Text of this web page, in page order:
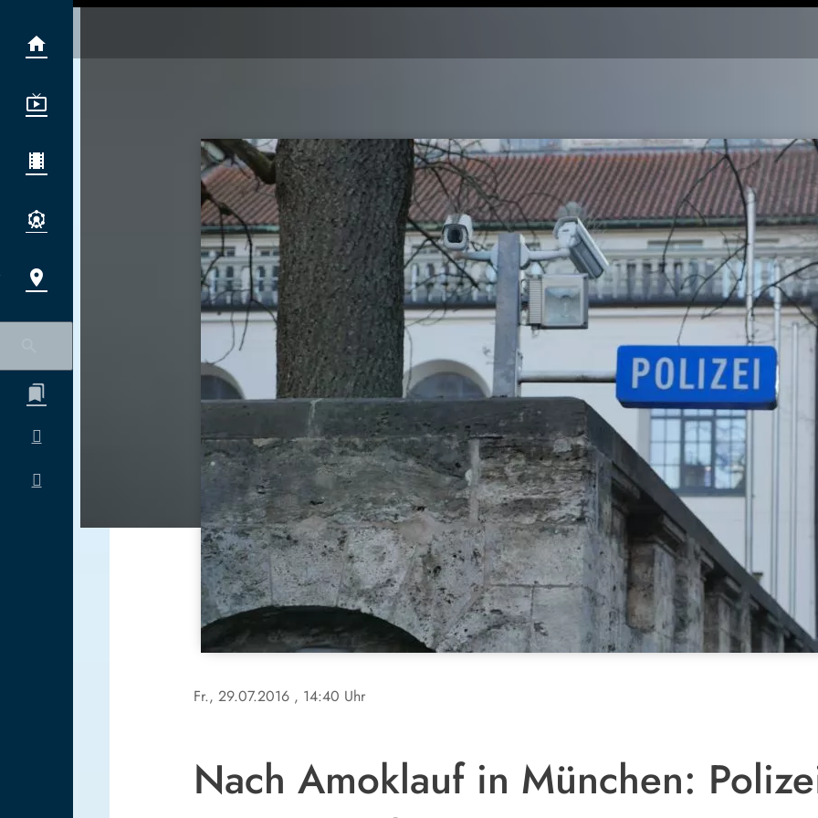
Fr., 29.07.2016 , 14:40 Uhr
Nach Amoklauf in München: